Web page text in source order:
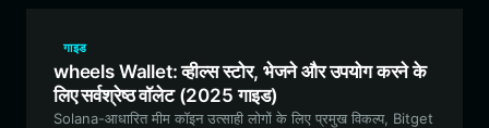
गाइड
wheels Wallet: व्हील्स स्टोर, भेजने और उपयोग करने के
लिए सर्वश्रेष्ठ वॉलेट (2025 गाइड)
Solana-आधारित मीम कॉइन उत्साही लोगों के लिए प्रमुख विकल्प, Bitget